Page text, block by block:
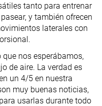
tanto para entrenar
y también ofrecen
laterales con
que nos esperábamos,
de aire. La verdad es
un 4/5 en nuestra
muy buenas noticias,
usarlas durante todo